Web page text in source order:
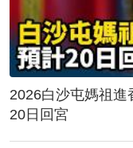
2026白沙屯媽祖
20日回宮